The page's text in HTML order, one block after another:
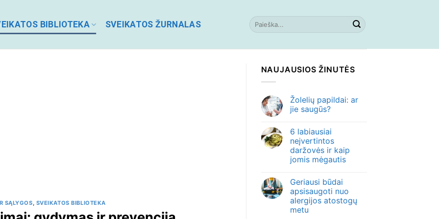
BIBLIOTEKA SVEIKATOS ŽURNALAS
SĄLYGOS, SVEIKATOS BIBLIOTEKA
NAUJAUSIOS ŽINUTĖS
Žolelių papildai: ar
jie saugūs?
6 labiausiai
neįvertintos
daržovės ir kaip
jomis mėgautis
Geriausi būdai
apsisaugoti nuo
alergijos atostogų
metu